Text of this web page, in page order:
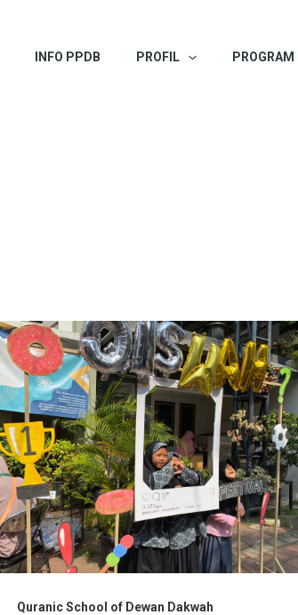
INFO PPDB PROFIL PROGRAM
Quranic School of Dewan Dakwah